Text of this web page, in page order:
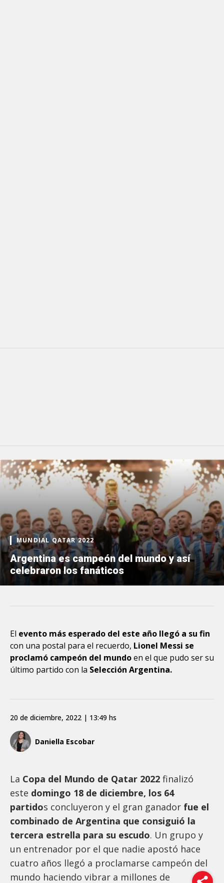
MUNDIAL QATAR 2022
Argentina es campeón del mundo y así
celebraron los fanáticos
El evento más esperado del este año llegó a su fin
con una postal para el recuerdo, Lionel Messi se
proclamó campeón del mundoen el que pudo ser su
último partido con la Selección Argentina.
Daniella Escobar
20 de diciembre, 2022 | 13:49 hs
La Copa del Mundo de Qatar 2022 finalizó
este domingo 18 de diciembre, los 64
partidos concluyeron y el gran ganador fue el
combinado de Argentina que consiguió la
tercera estrella para su escudo. Un grupo y
un entrenador por el que nadie apostó hace
cuatro años llegó a proclamarse campeón del
mundo haciendo vibrar a millones de